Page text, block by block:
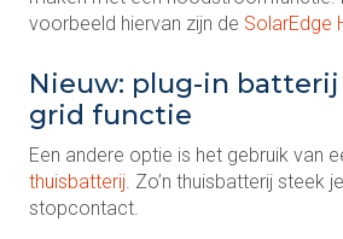
voorbeeld hiervan zijn de SolarEdge
Nieuw: plug-in
grid functie
Een andere optie is het gebruik van
thuisbatterij. Zo’n thuisbatterij steek
stopcontact.